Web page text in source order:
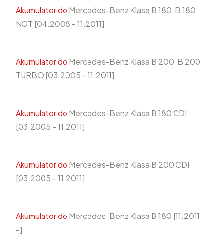
Akumulator do Mercedes-Benz Klasa B 180, B 180
NGT [04.2008 - 11.2011]
Akumulator do Mercedes-Benz Klasa B 200, B 200
TURBO [03.2005 - 11.2011]
Akumulator do Mercedes-Benz Klasa B 180 CDI
[03.2005 - 11.2011]
Akumulator do Mercedes-Benz Klasa B 200 CDI
[03.2005 - 11.2011]
Akumulator do Mercedes-Benz Klasa B 180 [11.2011
-]